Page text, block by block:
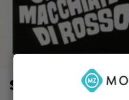
Seven Blood-